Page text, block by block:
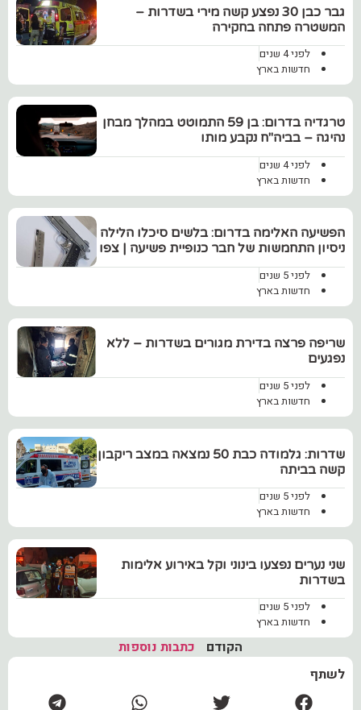
גבר כבן 30 נפצע קשה מירי בשדרות –
המשטרה פתחה בחקירה
לפני 4 שנים
חדשות בארץ
‏טרגדיה בדרום: בן 59 התמוטט במהלך מבחן
נהיגה – בביה"ח נקבע מותו
לפני 4 שנים
חדשות בארץ
הפשיעה האלימה בדרום: בלשים סיכלו הלילה
ניסיון התחמשות של חבר כנופיית פשיעה | צפו
לפני 5 שנים
חדשות בארץ
שריפה פרצה בדירת מגורים בשדרות – ללא
נפגעים
לפני 5 שנים
חדשות בארץ
שדרות: גלמודה כבת 50 נמצאה במצב ריקבון
קשה בביתה
לפני 5 שנים
חדשות בארץ
שני נערים נפצעו בינוני וקל באירוע אלימות
בשדרות
לפני 5 שנים
חדשות בארץ
הקודם
כתבות נוספות
לשתף